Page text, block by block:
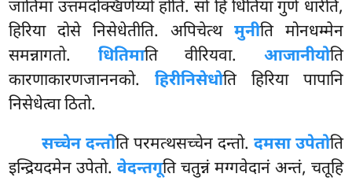
जातिमा उत्तमदक्खिणेय्यो होति. सो हि धितिया गुणे धारेति,
हिरिया दोसे निसेधेतीति. अपिचेत्थ मुनीति मोनधम्मेन
समन्नागतो. धितिमाति वीरियवा. आजानीयोति
कारणाकारणजाननको.हिरीनिसेधोति हिरिया पापानि
निसेधेत्वा ठितो.
सच्चेन दन्तोतिपरमत्थसच्चेन दन्तो. दमसा उपेतोति
इन्द्रियदमेन उपेतो.वेदन्तगूति चतुन्नं मग्गवेदानं अन्तं, चतूहि